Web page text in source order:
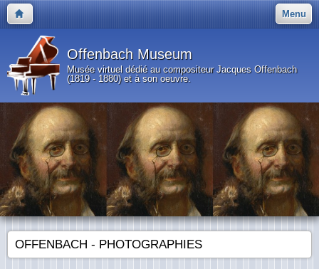
Menu
Offenbach Museum
Musée virtuel dédié au compositeur Jacques Offenbach
(1819 - 1880) et à son oeuvre.
OFFENBACH - PHOTOGRAPHIES